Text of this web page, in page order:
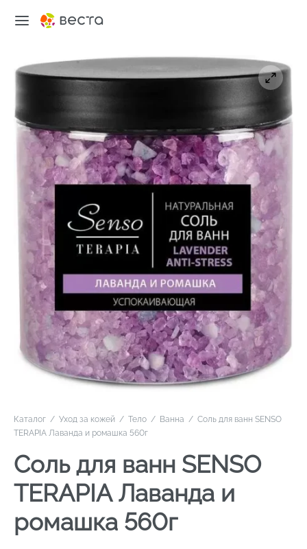
Каталог / Уход за кожей / Тело / Ванна / Соль для ванн SENSO
TERAPIA Лаванда и ромашка 560г
Соль для ванн SENSO
TERAPIA Лаванда и
ромашка 560г